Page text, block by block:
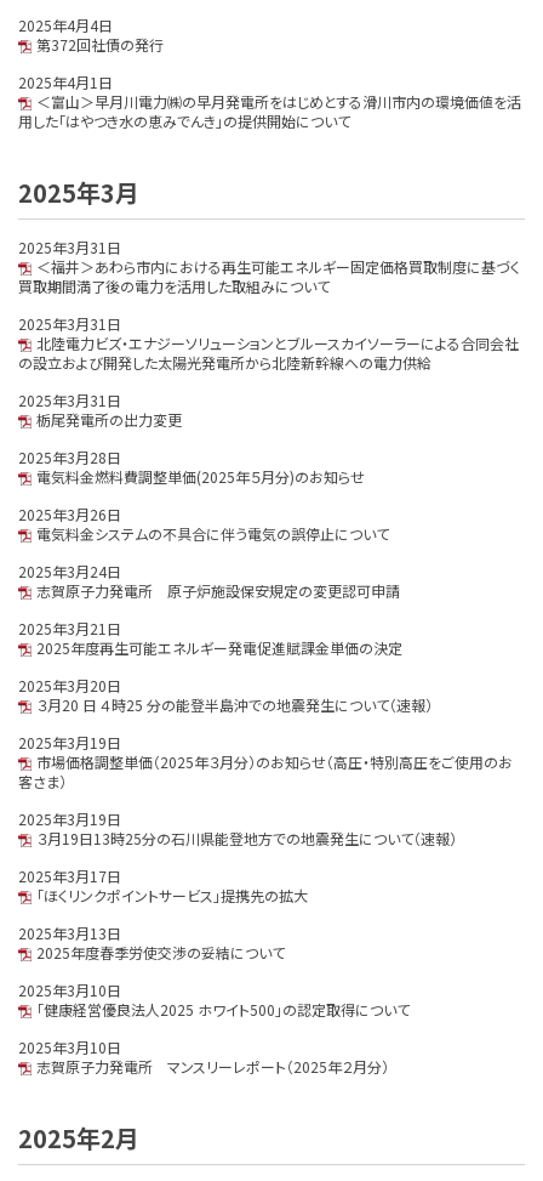
2025年4月4日
第372回社債の発行
2025年4月1日
＜富山＞早月川電力㈱の早月発電所をはじめとする滑川市内の環境価値を活
用した「はやつき水の恵みでんき」の提供開始について
2025年3月
2025年3月31日
＜福井＞あわら市内における再生可能エネルギー固定価格買取制度に基づく
買取期間満了後の電力を活用した取組みについて
2025年3月31日
北陸電力ビズ・エナジーソリューションとブルースカイソーラーによる合同会社
の設立および開発した太陽光発電所から北陸新幹線への電力供給
2025年3月31日
栃尾発電所の出力変更
2025年3月28日
電気料金燃料費調整単価(2025年５月分)のお知らせ
2025年3月26日
電気料金システムの不具合に伴う電気の誤停止について
2025年3月24日
志賀原子力発電所 原子炉施設保安規定の変更認可申請
2025年3月21日
2025年度再生可能エネルギー発電促進賦課金単価の決定
2025年3月20日
３月20 日 ４時25 分の能登半島沖での地震発生について（速報）
2025年3月19日
市場価格調整単価（2025年３月分）のお知らせ（高圧・特別高圧をご使用のお
客さま）
2025年3月19日
３月19日13時25分の石川県能登地方での地震発生について（速報）
2025年3月17日
「ほくリンクポイントサービス」提携先の拡大
2025年3月13日
2025年度春季労使交渉の妥結について
2025年3月10日
「健康経営優良法人2025 ホワイト500」の認定取得について
2025年3月10日
志賀原子力発電所 マンスリーレポート（2025年２月分）
2025年2月